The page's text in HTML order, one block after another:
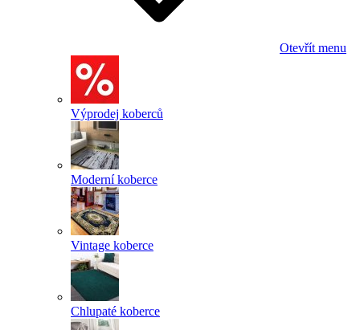
Otevřít menu
Výprodej koberců
Moderní koberce
Vintage koberce
Chlupaté koberce